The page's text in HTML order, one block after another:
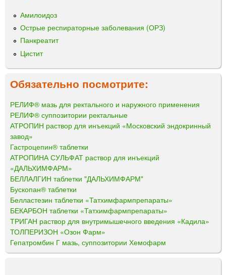
Амилоидоз
Острые респираторные заболевания (ОРЗ)
Панкреатит
Цистит
Обязательно посмотрите:
РЕЛИФ® мазь для ректального и наружного применения
РЕЛИФ® суппозитории ректальные
АТРОПИН раствор для инъекций «Московский эндокринный
завод»
Гастроцепин® таблетки
АТРОПИНА СУЛЬФАТ раствор для инъекций
«ДАЛЬХИМФАРМ»
БЕЛЛАЛГИН таблетки "ДАЛЬХИМФАРМ"
Бускопан® таблетки
Белластезин таблетки «Татхимфармпрепараты»
БЕКАРБОН таблетки «Татхимфармпрепараты»
ТРИГАН раствор для внутримышечного введения «Кадила»
ТОЛПЕРИЗОН «Озон Фарм»
Гепатромбин Г мазь, суппозитории Хемофарм